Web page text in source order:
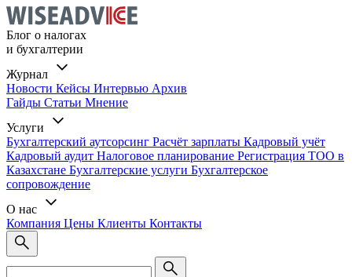
Блог о налогах
и бухгалтерии
Журнал
Новости Кейсы Интервью Архив
Гайды Статьи Мнение
Услуги
Бухгалтерский аутсорсинг Расчёт зарплаты Кадровый учёт
Кадровый аудит Налоговое планирование Регистрация ТОО в
Казахстане Бухгалтерские услуги Бухгалтерское
сопровождение
О нас
Компания Цены Клиенты Контакты